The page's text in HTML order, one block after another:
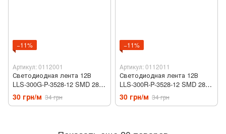
−11%
Артикул: 0112001
Светодиодная лента 12В
LLS-300G-P-3528-12 SMD 2835
60 LED/m IP65 Зелёный
30 грн/м 34 грн
−11%
Артикул: 0112011
Светодиодная лента 12В
LLS-300R-P-3528-12 SMD 2835
60 LED/m IP65 Красный
30 грн/м 34 грн